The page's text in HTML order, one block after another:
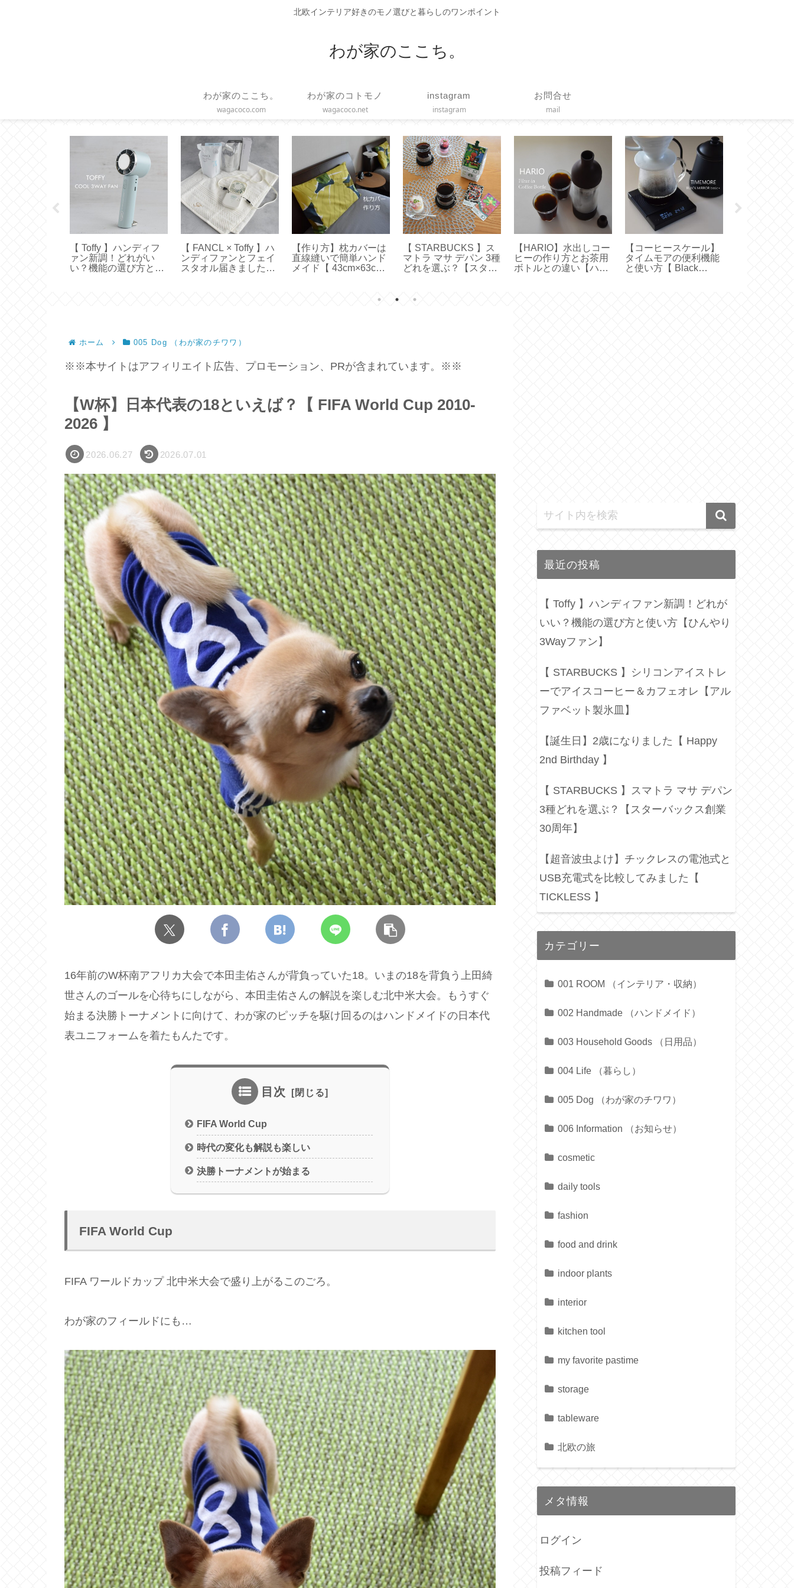
北欧インテリア好きのモノ選びと暮らしのワンポイント
わが家のここち。
わが家のここち。
wagacoco.com
わが家のコトモノ
wagacoco.net
instagram
instagram
お問合せ
mail
【 Toffy 】ハンディフ
ァン新調！どれがい
い？機能の選び方と使
【 FANCL × Toffy 】ハ
ンディファンとフェイ
スタオル届きました
【作り方】枕カバーは
直線縫いで簡単ハンド
メイド【 43cm×63cm
【 STARBUCKS 】ス
マトラ マサ デパン 3種
どれを選ぶ？【スター
【HARIO】水出しコー
ヒーの作り方とお茶用
ボトルとの違い【ハリ
【コーヒースケール】
タイムモアの便利機能
と使い方【 Black
ホーム 005 Dog （わが家のチワワ）
※※本サイトはアフィリエイト広告、プロモーション、PRが含まれています。※※
【W杯】日本代表の18といえば？【 FIFA World Cup 2010-
2026 】
2026.06.27 2026.07.01
16年前のW杯南アフリカ大会で本田圭佑さんが背負っていた18。いまの18を背負う上田綺
世さんのゴールを心待ちにしながら、本田圭佑さんの解説を楽しむ北中米大会。もうすぐ
始まる決勝トーナメントに向けて、わが家のピッチを駆け回るのはハンドメイドの日本代
表ユニフォームを着たもんたです。
目次
FIFA World Cup
時代の変化も解説も楽しい
決勝トーナメントが始まる
FIFA World Cup
FIFA ワールドカップ 北中米大会で盛り上がるこのごろ。
わが家のフィールドにも…
最近の投稿
【 Toffy 】ハンディファン新調！どれが
いい？機能の選び方と使い方【ひんやり
3Wayファン】
【 STARBUCKS 】シリコンアイストレ
ーでアイスコーヒー＆カフェオレ【アル
ファベット製氷皿】
【誕生日】2歳になりました【 Happy
2nd Birthday 】
【 STARBUCKS 】スマトラ マサ デパン
3種どれを選ぶ？【スターバックス創業
30周年】
【超音波虫よけ】チックレスの電池式と
USB充電式を比較してみました【
TICKLESS 】
カテゴリー
001 ROOM （インテリア・収納）
002 Handmade （ハンドメイド）
003 Household Goods （日用品）
004 Life （暮らし）
005 Dog （わが家のチワワ）
006 Information （お知らせ）
cosmetic
daily tools
fashion
food and drink
indoor plants
interior
kitchen tool
my favorite pastime
storage
tableware
北欧の旅
メタ情報
ログイン
投稿フィード